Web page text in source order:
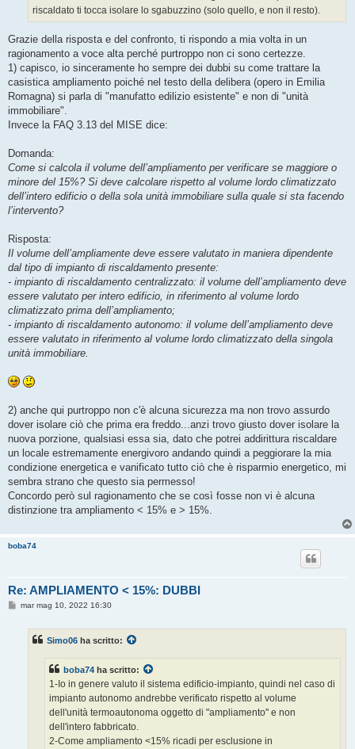
riscaldato ti tocca isolare lo sgabuzzino (solo quello, e non il resto).
Grazie della risposta e del confronto, ti rispondo a mia volta in un
ragionamento a voce alta perché purtroppo non ci sono certezze.
1) capisco, io sinceramente ho sempre dei dubbi su come trattare la
casistica ampliamento poiché nel testo della delibera (opero in Emilia
Romagna) si parla di "manufatto edilizio esistente" e non di "unità
immobiliare".
Invece la FAQ 3.13 del MISE dice:
Domanda:
Come si calcola il volume dell’ampliamento per verificare se maggiore o
minore del 15%? Si deve calcolare rispetto al volume lordo climatizzato
dell’intero edificio o della sola unità immobiliare sulla quale si sta facendo
l’intervento?
Risposta:
Il volume dell’ampliamente deve essere valutato in maniera dipendente
dal tipo di impianto di riscaldamento presente:
- impianto di riscaldamento centralizzato: il volume dell’ampliamento deve
essere valutato per intero edificio, in riferimento al volume lordo
climatizzato prima dell’ampliamento;
- impianto di riscaldamento autonomo: il volume dell’ampliamento deve
essere valutato in riferimento al volume lordo climatizzato della singola
unità immobiliare.
2) anche qui purtroppo non c'è alcuna sicurezza ma non trovo assurdo
dover isolare ciò che prima era freddo...anzi trovo giusto dover isolare la
nuova porzione, qualsiasi essa sia, dato che potrei addirittura riscaldare
un locale estremamente energivoro andando quindi a peggiorare la mia
condizione energetica e vanificato tutto ciò che è risparmio energetico, mi
sembra strano che questo sia permesso!
Concordo però sul ragionamento che se così fosse non vi è alcuna
distinzione tra ampliamento < 15% e > 15%.
boba74
Re: AMPLIAMENTO < 15%: DUBBI
Mmar mag 10, 2022 16:30
Simo06 ha scritto:
boba74 ha scritto:
1-Io in genere valuto il sistema edificio-impianto, quindi nel caso di
impianto autonomo andrebbe verificato rispetto al volume
dell'unità termoautonoma oggetto di "ampliamento" e non
dell'intero fabbricato.
2-Come ampliamento <15% ricadi per esclusione in